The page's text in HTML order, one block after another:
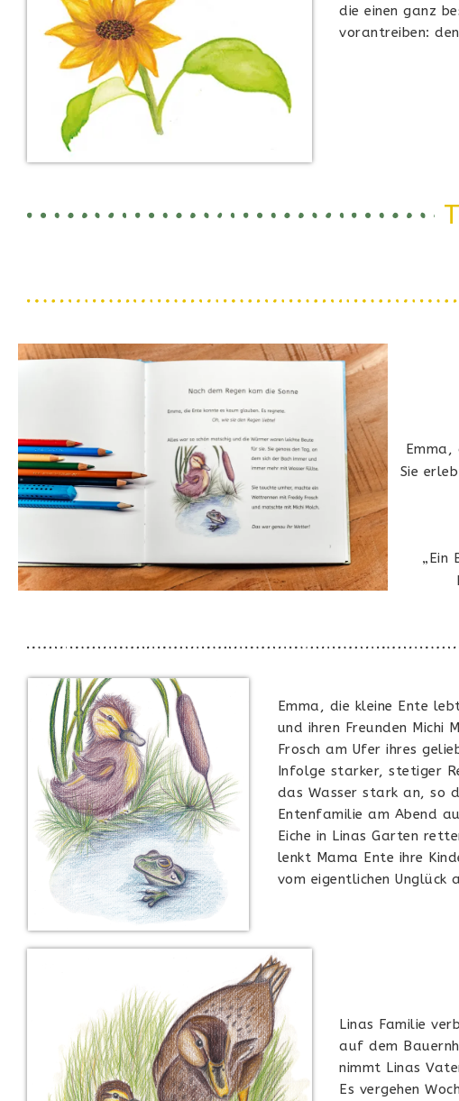
die einen ganz
vorantreiben:
Sie
„Ein
Emma, die kleine Ente
und ihren Freunden Michi
Frosch am Ufer ihres
Infolge starker, stetiger
das Wasser stark an, so
Entenfamilie am Abend
Eiche in Linas Garten
lenkt Mama Ente ihre
vom eigentlichen Unglück
Linas Familie
auf dem
nimmt Linas
Es vergehen